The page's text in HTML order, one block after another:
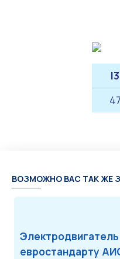
ВОЗМОЖНО ВАС ТАК ЖЕ
евростандарту